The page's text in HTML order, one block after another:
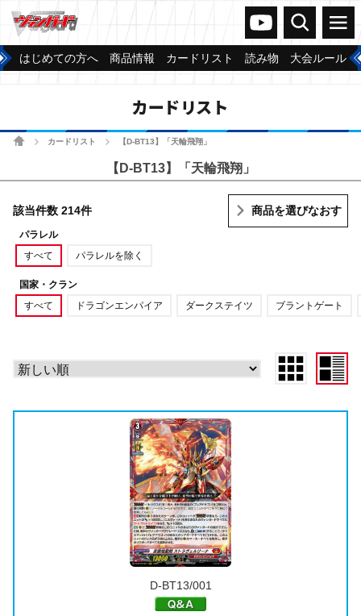
ヴァンガードch
検索 メニュー
はじめての方へ 商品情報 カードリスト 読み物 大会ルール
カードリスト
ホームカードリスト 【D-BT13】「天輪飛翔」
【D-BT13】「天輪飛翔」
該当件数 214件 商品を選びなおす
パラレル
すべて
パラレルを除く
国家・クラン
すべて
ドラゴンエンパイア ダークステイツ ブラントゲート
D-BT13/001